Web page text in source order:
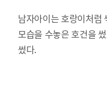
남자아이는 호랑이처럼
모습을 수놓은 호건을
썼다.